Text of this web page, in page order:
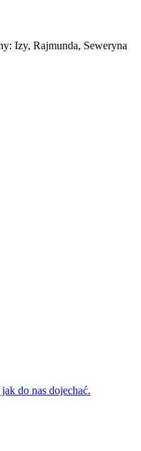
Izy, Rajmunda, Seweryna
do nas dojechać.